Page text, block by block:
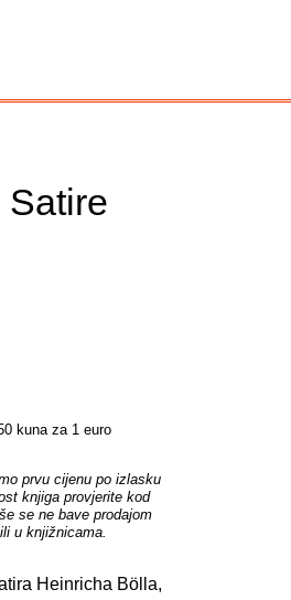
Satire
kuna za 1 euro
prvu cijenu po izlasku
knjiga provjerite kod
se ne bave prodajom
u knjižnicama.
Heinricha Bölla,